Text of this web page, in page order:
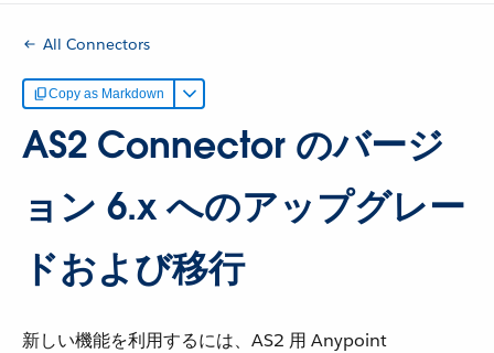
All Connectors
Copy as Markdown
AS2 Connector のバージ
ョン 6.x へのアップグレー
ドおよび移行
新しい機能を利用するには、AS2 用 Anypoint